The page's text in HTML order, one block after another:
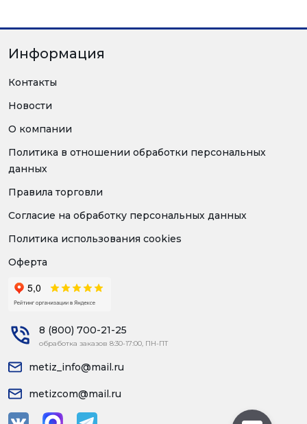
Информация
Контакты
Новости
О компании
Политика в отношении обработки персональных
данных
Правила торговли
Согласие на обработку персональных данных
Политика использования cookies
Оферта
8 (800) 700-21-25
обработка заказов 8:30-17:00, ПН-ПТ
metiz_info@mail.ru
metizcom@mail.ru